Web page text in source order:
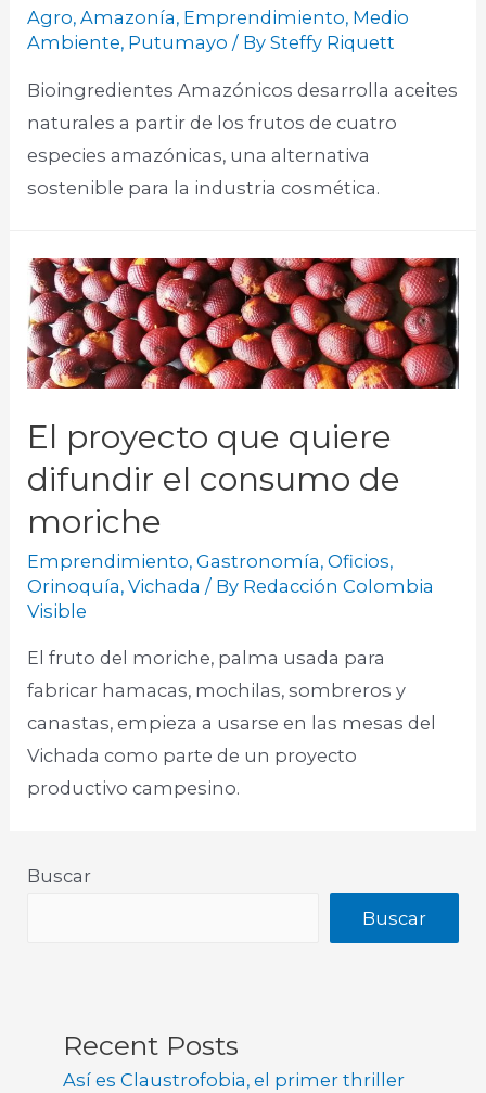
Agro,Amazonía, Emprendimiento, Medio
Ambiente, Putumayo / BySteffy Riquett
Bioingredientes Amazónicos desarrolla aceites
naturales a partir de los frutos de cuatro
especies amazónicas, una alternativa
sostenible para la industria cosmética.
El proyecto que quiere
difundir el consumo de
moriche
Emprendimiento,Gastronomía,Oficios,
Orinoquía,Vichada / By Redacción Colombia
Visible
El fruto del moriche, palma usada para
fabricar hamacas, mochilas, sombreros y
canastas, empieza a usarse en las mesas del
Vichada como parte de un proyecto
productivo campesino.
Buscar
Buscar
Recent Posts
Así es Claustrofobia, el primer thriller